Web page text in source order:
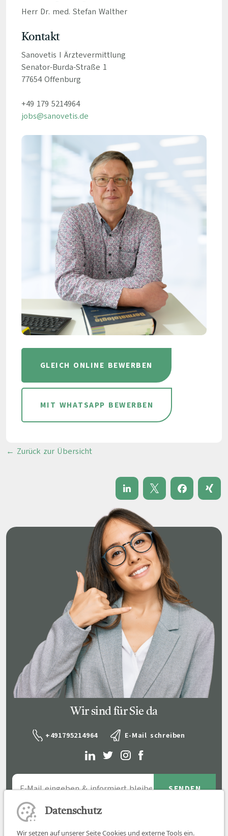
Herr Dr. med. Stefan Walther
Kontakt
Sanovetis I Ärztevermittlung
Senator-Burda-Straße 1
77654 Offenburg
+49 179 5214964
jobs@sanovetis.de
GLEICH ONLINE BEWERBEN
MIT WHATSAPP BEWERBEN
← Zurück zur Übersicht
Wir sind für Sie da
+491795214964 E-Mail schreiben
Datenschutz
Wir setzen auf unserer Seite Cookies und externe Tools ein.